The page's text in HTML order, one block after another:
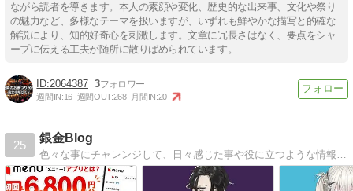
ながら読者を導きます。本人の素顔や変化、歴史的な出来事、文化や祭り
の魅力など、多様なテーマを扱いますが、いずれも鮮やかな描写と的確な
解説により、知的好奇心を刺激します。文章に冗長さはなく、要点をシャ
ープに伝える工夫が随所に散りばめられています。
2064387 3
週間IN:16 週間OUT:268 月間IN:20
25
銀金Blog